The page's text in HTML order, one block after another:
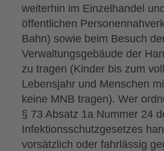
weiterhin im Einzelhandel
öffentlichen
Bahn) sowie beim Besuch
Verwaltungsgebäude der
zu tragen (Kinder bis zum
Lebensjahr und Menschen
keine MNB tragen). Wer
§ 73 Absatz 1a Nummer 24
Infektionsschutzgesetzes
vorsätzlich oder fahrlässig